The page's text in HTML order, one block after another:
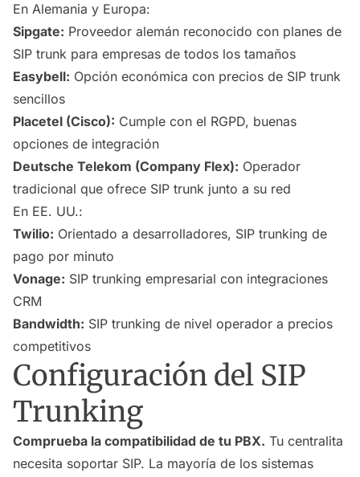
En Alemania y Europa:
Sipgate: Proveedor alemán reconocido con planes de
SIP trunk para empresas de todos los tamaños
Easybell: Opción económica con precios de SIP trunk
sencillos
Placetel (Cisco): Cumple con el RGPD, buenas
opciones de integración
Deutsche Telekom (Company Flex): Operador
tradicional que ofrece SIP trunk junto a su red
En EE. UU.:
Twilio: Orientado a desarrolladores, SIP trunking de
pago por minuto
Vonage: SIP trunking empresarial con integraciones
CRM
Bandwidth: SIP trunking de nivel operador a precios
competitivos
Configuración del SIP
Trunking
Comprueba la compatibilidad de tu PBX. Tu centralita
necesita soportar SIP. La mayoría de los sistemas